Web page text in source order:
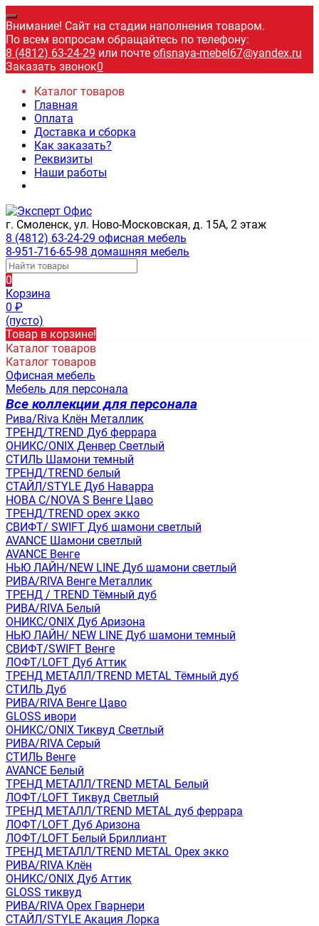
Внимание! Сайт на стадии наполнения товаром.
По всем вопросам обращайтесь по телефону:
8 (4812) 63-24-29 или почте ofisnaya-mebel67@yandex.ru
Заказать звонок0
Каталог товаров
Главная
Оплата
Доставка и сборка
Как заказать?
Реквизиты
Наши работы
г. Смоленск, ул. Ново-Московская, д. 15А, 2 этаж
8 (4812) 63-24-29 офисная мебель
8-951-716-65-98 домашняя мебель
0
Корзина
0 ₽
(пусто)
Товар в корзине!
Каталог товаров
Каталог товаров
Офисная мебель
Мебель для персонала
Все коллекции для персонала
Рива/Riva Клён Металлик
ТРЕНД/TREND Дуб феррара
ОНИКС/ONIX Денвер Светлый
СТИЛЬ Шамони темный
ТРЕНД/TREND белый
СТАЙЛ/STYLE Дуб Наварра
НОВА С/NOVA S Венге Цаво
ТРЕНД/TREND орех экко
СВИФТ/ SWIFT Дуб шамони светлый
AVANCE Шамони светлый
AVANCE Венге
НЬЮ ЛАЙН/NEW LINE Дуб шамони светлый
РИВА/RIVA Венге Металлик
TРЕНД / TREND Тёмный дуб
РИВА/RIVA Белый
ОНИКС/ONIX Дуб Аризона
НЬЮ ЛАЙН/ NEW LINE Дуб шамони темный
СВИФТ/SWIFT Венге
ЛОФТ/LOFT Дуб Аттик
ТРЕНД МЕТАЛЛ/TREND METAL Тёмный дуб
СТИЛЬ Дуб
РИВА/RIVA Венге Цаво
GLOSS ивори
ОНИКС/ONIX Тиквуд Светлый
РИВА/RIVA Серый
СТИЛЬ Венге
AVANСE Белый
ТРЕНД МЕТАЛЛ/TREND METAL Белый
ЛОФТ/LOFT Тиквуд Светлый
ТРЕНД МЕТАЛЛ/TREND METAL дуб феррара
ЛОФТ/LOFT Дуб Аризона
ЛОФТ/LOFT Белый Бриллиант
ТРЕНД МЕТАЛЛ/TREND METAL Орех экко
РИВА/RIVA Клён
ОНИКС/ONIX Дуб Аттик
GLOSS тиквуд
РИВА/RIVA Орех Гварнери
СТАЙЛ/STYLE Акация Лорка